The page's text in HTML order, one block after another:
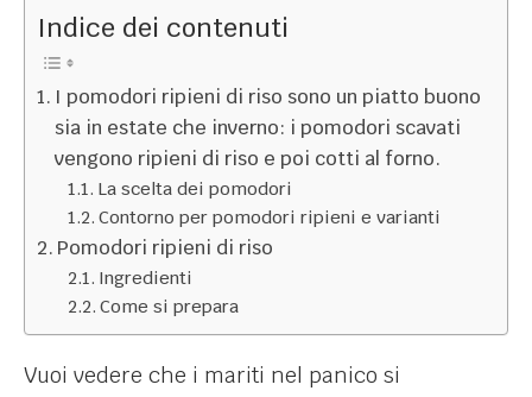
Indice dei contenuti
I pomodori ripieni di riso sono un piatto buono
sia in estate che inverno: i pomodori scavati
vengono ripieni di riso e poi cotti al forno.
La scelta dei pomodori
Contorno per pomodori ripieni e varianti
Pomodori ripieni di riso
Ingredienti
Come si prepara
Vuoi vedere che i mariti nel panico si